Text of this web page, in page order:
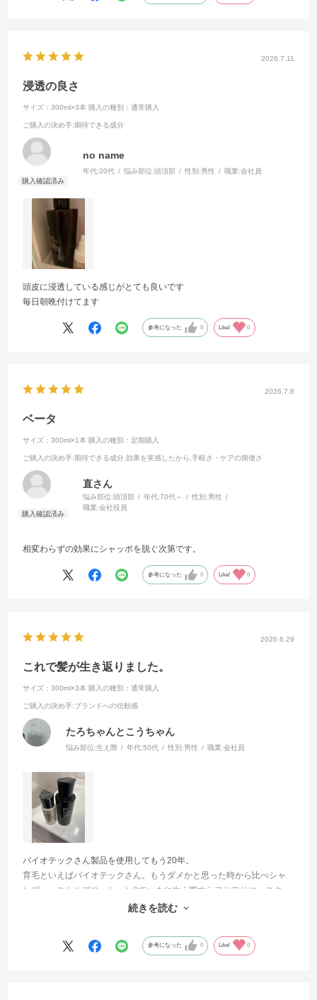
2026.7.11
浸透の良さ
サイズ：300ml×3本 購入の種別：通常購入
ご購入の決め手:期待できる成分
no name
年代:20代 悩み部位:頭頂部 性別:男性 職業:会社員
頭皮に浸透している感じがとても良いです
毎日朝晩付けてます
参考になった 0 Like! 0
2026.7.8
ベータ
サイズ：300ml×1本 購入の種別：定期購入
ご購入の決め手:期待できる成分,効果を実感したから,手軽さ・ケアの簡便さ
直さん
悩み部位:頭頂部 年代:70代～ 性別:男性
職業:会社役員
相変わらずの効果にシャッポを脱ぐ次第です。
参考になった 0 Like! 0
2026.6.29
これで髪が生き返りました。
サイズ：300ml×3本 購入の種別：通常購入
ご購入の決め手:ブランドへの信頼感
たろちゃんとこうちゃん
悩み部位:生え際 年代:50代 性別:男性 職業:会社員
バイオテックさん製品を使用してもう20年。
育毛といえばバイオテックさん。もうダメかと思った時から比べシャ
ンプー、スカルプローションβでいまや生え際すらフサフサに。スタッ
フの皆さんはみんな親身になってくれます。キャンペーン中はミニボ
続きを読む
参考になった 0 Like! 0